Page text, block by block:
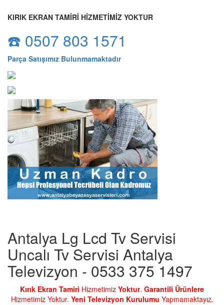
KIRIK EKRAN TAMİRİ HİZMETİMİZ YOKTUR
☎️ 0507 803 1571
Parça Satışımız Bulunmamaktadır
Antalya Lg Lcd Tv Servisi
Uncalı Tv Servisi Antalya
Televizyon - 0533 375 1497
Kırık Ekran Tamiri Hizmetimiz Yoktur. Garantili Ürünlere
Hizmetimiz Yoktur. Yeni Televizyon Kurulumu Yapmamaktayız.